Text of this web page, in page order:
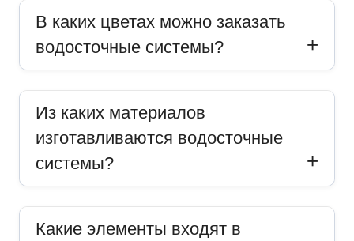
В каких цветах можно заказать
водосточные системы?
Из каких материалов
изготавливаются водосточные
системы?
Какие элементы входят в